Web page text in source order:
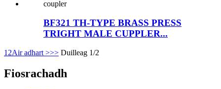
BF321 TH-TYPE BRASS PRESS
TRIGHT MALE CUPPLER...
1 2Air adhart >>> Duilleag 1/2
Fiosrachadh